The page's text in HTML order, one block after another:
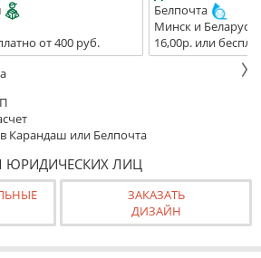
от 400 руб.
Белпочта
Минск и Беларусь
16,00р. или
Карандаш или Белпочта
ЮРИДИЧЕСКИХ ЛИЦ
ЗАКАЗАТЬ
ДИЗАЙН